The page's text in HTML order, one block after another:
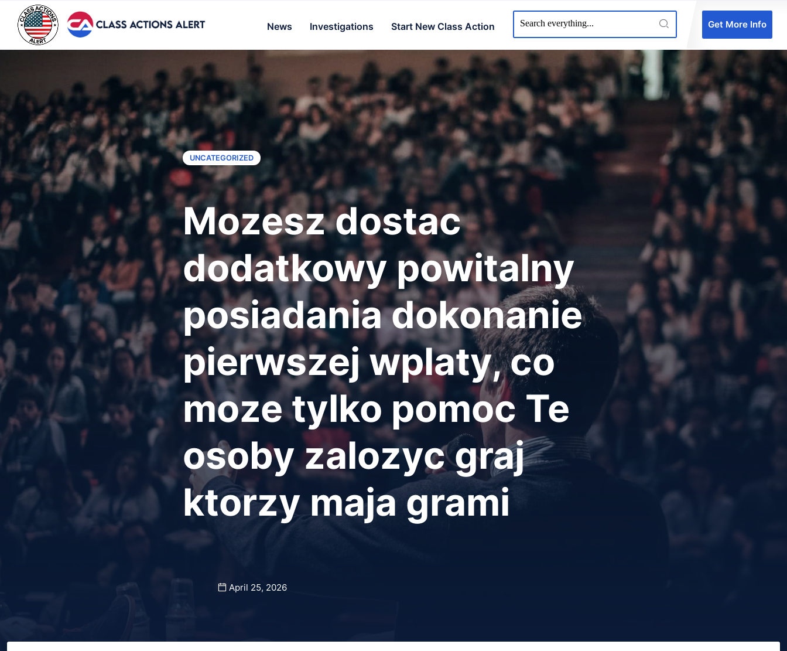
News Investigations Start New Class Action Get More Info
UNCATEGORIZED
Mozesz dostac
dodatkowy powitalny
posiadania dokonanie
pierwszej wplaty, co
moze tylko pomoc Te
osoby zalozyc graj
ktorzy maja grami
April 25, 2026